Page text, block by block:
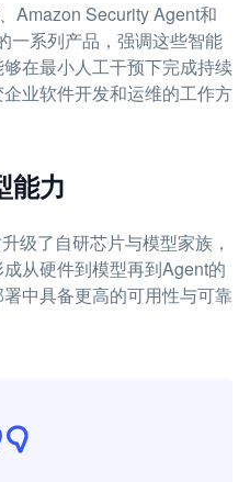
Amazon Security Agent和
一系列产品，强调这些智能
在最小人工干预下完成持续
业软件开发和运维的工作方
能力
级了自研芯片与模型家族，
从硬件到模型再到Agent的
中具备更高的可用性与可靠